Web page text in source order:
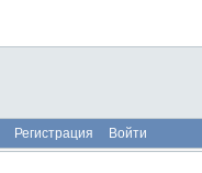
Регистрация Войти